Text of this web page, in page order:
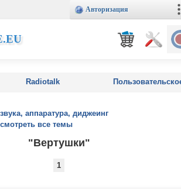
Авторизация
Radiotalk
аппаратура, диджеинг
все темы
"Вертушки"
1